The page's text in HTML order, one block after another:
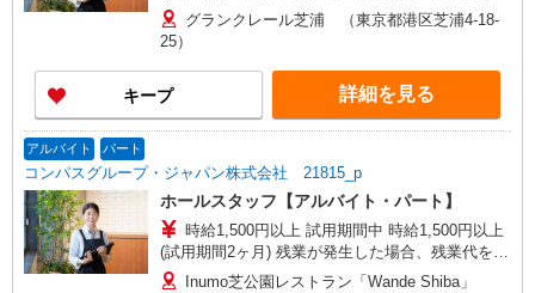
分単位で別途支給します。
グランクレール芝浦 （東京都港区芝浦4-18-
25）
キープ 詳細を見る
アルバイト パート
コンパスグループ・ジャパン株式会社 21815_p
ホールスタッフ【アルバイト・パート】
時給1,500円以上 試用期間中 時給1,500円以上
(試用期間2ヶ月) 残業が発生した場合、残業代を1
分単位で別途支給します。
Inumo芝公園レストラン「Wande Shiba」